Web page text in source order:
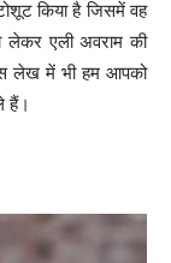
किया है जिसमें वह
लेकर एली अवराम की
लेख में भी हम आपको
हैं।